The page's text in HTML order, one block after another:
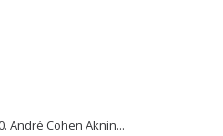
André Cohen Aknin...